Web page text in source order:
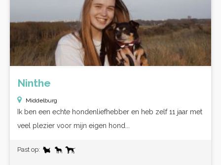
Ninthe
Middelburg
Ik ben een echte hondenliefhebber en heb zelf 11 jaar met
veel plezier voor mijn eigen hond...
Past op: